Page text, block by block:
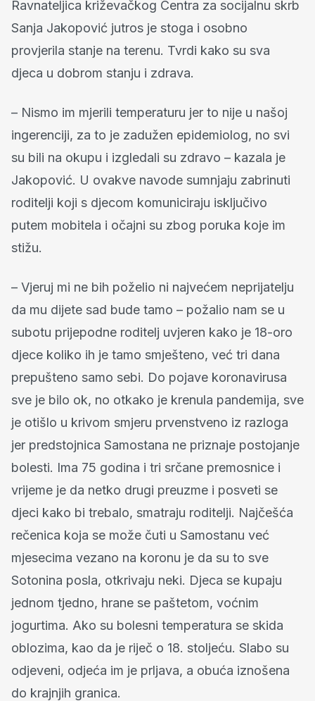
Ravnateljica križevačkog Centra za socijalnu skrb
Sanja Jakopović jutros je stoga i osobno
provjerila stanje na terenu. Tvrdi kako su sva
djeca u dobrom stanju i zdrava.
– Nismo im mjerili temperaturu jer to nije u našoj
ingerenciji, za to je zadužen epidemiolog, no svi
su bili na okupu i izgledali su zdravo – kazala je
Jakopović. U ovakve navode sumnjaju zabrinuti
roditelji koji s djecom komuniciraju isključivo
putem mobitela i očajni su zbog poruka koje im
stižu.
– Vjeruj mi ne bih poželio ni najvećem neprijatelju
da mu dijete sad bude tamo – požalio nam se u
subotu prijepodne roditelj uvjeren kako je 18-oro
djece koliko ih je tamo smješteno, već tri dana
prepušteno samo sebi. Do pojave koronavirusa
sve je bilo ok, no otkako je krenula pandemija, sve
je otišlo u krivom smjeru prvenstveno iz razloga
jer predstojnica Samostana ne priznaje postojanje
bolesti. Ima 75 godina i tri srčane premosnice i
vrijeme je da netko drugi preuzme i posveti se
djeci kako bi trebalo, smatraju roditelji. Najčešća
rečenica koja se može čuti u Samostanu već
mjesecima vezano na koronu je da su to sve
Sotonina posla, otkrivaju neki. Djeca se kupaju
jednom tjedno, hrane se paštetom, voćnim
jogurtima. Ako su bolesni temperatura se skida
oblozima, kao da je riječ o 18. stoljeću. Slabo su
odjeveni, odjeća im je prljava, a obuća iznošena
do krajnjih granica.